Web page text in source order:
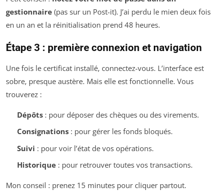
gestionnaire (pas sur un Post-it). J’ai perdu le mien deux fois
en un an et la réinitialisation prend 48 heures.
Étape 3 : première connexion et navigation
Une fois le certificat installé, connectez-vous. L’interface est
sobre, presque austère. Mais elle est fonctionnelle. Vous
trouverez :
Dépôts: pour déposer des chèques ou des virements.
Consignations: pour gérer les fonds bloqués.
Suivi : pour voir l’état de vos opérations.
Historique: pour retrouver toutes vos transactions.
Mon conseil : prenez 15 minutes pour cliquer partout.